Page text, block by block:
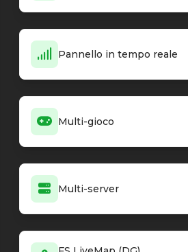
Pannello in tempo reale
Multi-gioco
Multi-server